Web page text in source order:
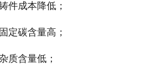
产品行情
件成本降低；
定碳含量高；
质含量低；